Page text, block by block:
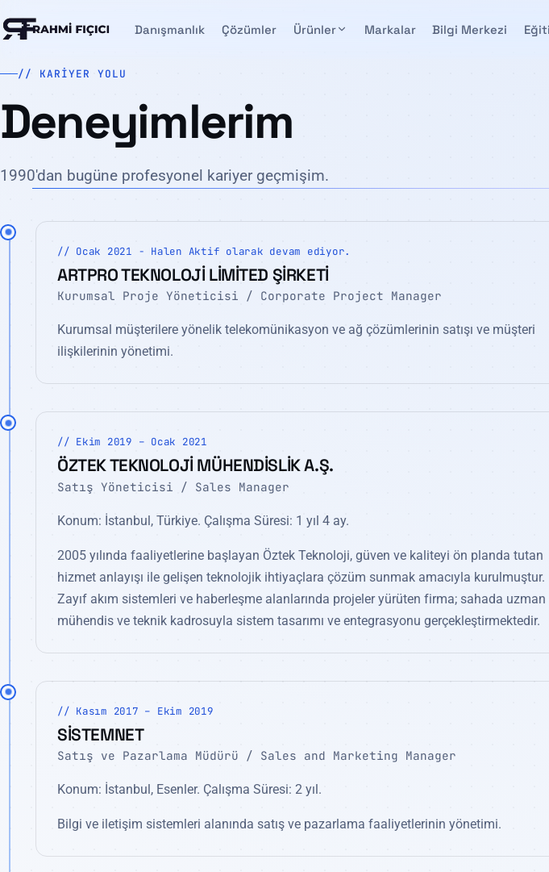
Danışmanlık Çözümler Ürünler Markalar Bilgi Merkezi
// KARIYER YOLU
Deneyimlerim
1990'dan bugüne profesyonel kariyer geçmişim.
// Ocak 2021 - Halen Aktif olarak devam ediyor.
ARTPRO TEKNOLOJİ LİMİTED ŞİRKETİ
Kurumsal Proje Yöneticisi / Corporate Project Manager
Kurumsal müşterilere yönelik telekomünikasyon ve ağ çözümlerinin satışı ve müşteri
ilişkilerinin yönetimi.
// Ekim 2019 – Ocak 2021
ÖZTEK TEKNOLOJİ MÜHENDİSLİK A.Ş.
Satış Yöneticisi / Sales Manager
Konum: İstanbul, Türkiye. Çalışma Süresi: 1 yıl 4 ay.
2005 yılında faaliyetlerine başlayan Öztek Teknoloji, güven ve kaliteyi ön planda tutan
hizmet anlayışı ile gelişen teknolojik ihtiyaçlara çözüm sunmak amacıyla kurulmuştur.
Zayıf akım sistemleri ve haberleşme alanlarında projeler yürüten firma; sahada uzman
mühendis ve teknik kadrosuyla sistem tasarımı ve entegrasyonu gerçekleştirmektedir.
// Kasım 2017 – Ekim 2019
SİSTEMNET
Satış ve Pazarlama Müdürü / Sales and Marketing Manager
Konum: İstanbul, Esenler. Çalışma Süresi: 2 yıl.
Bilgi ve iletişim sistemleri alanında satış ve pazarlama faaliyetlerinin yönetimi.